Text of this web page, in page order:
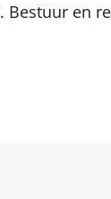
Bestuur en